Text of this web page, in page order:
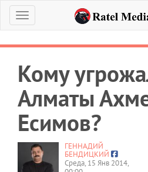
Меню
Кому
Алматы
Есимов?
ГЕННАДИЙ
БЕНДИЦКИЙ
Среда, 15 Янв 2014,